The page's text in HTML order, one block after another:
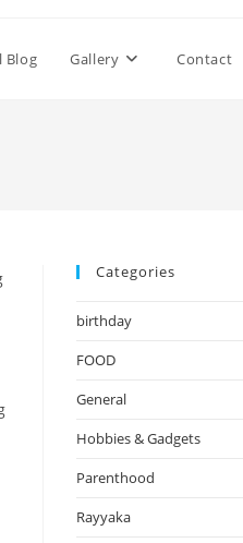
Blog Gallery Contact
Categories
birthday
FOOD
General
Hobbies & Gadgets
Parenthood
Rayyaka